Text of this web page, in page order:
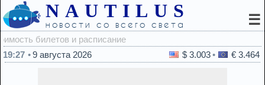
NAUTILUS
новости со всего света ☰
19:27
9 августа 2026 $ 3.003 € 3.464